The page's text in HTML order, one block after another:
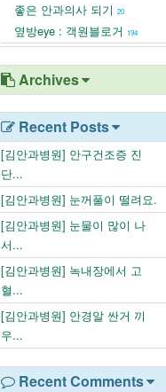
좋은 안과의사 되기 20
옆방eye : 객원블로거 194
Archives
Recent Posts
[김안과병원] 안구건조증 진
단...
[김안과병원] 눈꺼풀이 떨려요.
[김안과병원] 눈물이 많이 나
서...
[김안과병원] 녹내장에서 고
혈...
[김안과병원] 안경알 싼거 끼
우...
Recent Comments